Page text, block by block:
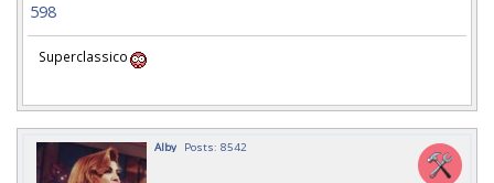
598
Superclassico
Alby Posts: 8542